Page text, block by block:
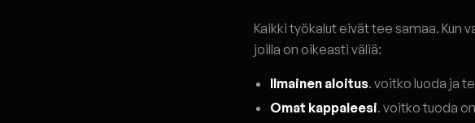
Kaikki työkalut eivät tee samaa. Kun
joilla on oikeasti väliä:
Ilmainen aloitus. voitko luoda ja
Omat kappaleesi. voitko tuoda